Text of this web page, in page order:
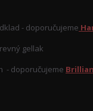
- doporučujeme
gellak
doporučujeme